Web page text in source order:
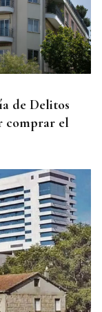
de Delitos
comprar el